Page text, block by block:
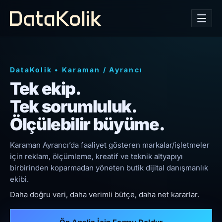
DataKolik • Karaman /Ayrancı
Tek ekip.
Tek sorumluluk.
Ölçülebilir büyüme.
Karaman Ayrancı’da faaliyet gösteren markalar/işletmeler
için reklam, ölçümleme, kreatif ve teknik altyapıyı
birbirinden koparmadan yöneten butik dijital danışmanlık
ekibi.
Daha doğru veri, daha verimli bütçe, daha net kararlar.